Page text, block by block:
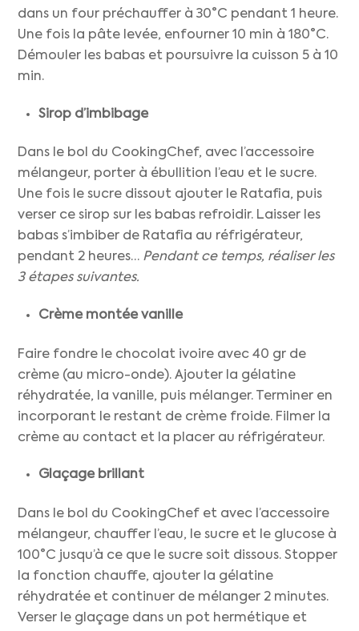
dans un four préchauffer à 30°C pendant 1 heure.
Une fois la pâte levée, enfourner 10 min à 180°C.
Démouler les babas et poursuivre la cuisson 5 à 10
min.
Sirop d’imbibage
Dans le bol du CookingChef, avec l’accessoire
mélangeur, porter à ébullition l’eau et le sucre.
Une fois le sucre dissout ajouter le Ratafia, puis
verser ce sirop sur les babas refroidir. Laisser les
babas s’imbiber de Ratafia au réfrigérateur,
pendant 2 heures… Pendant ce temps, réaliser les
3 étapes suivantes.
Crème montée vanille
Faire fondre le chocolat ivoire avec 40 gr de
crème (au micro-onde). Ajouter la gélatine
réhydratée, la vanille, puis mélanger. Terminer en
incorporant le restant de crème froide. Filmer la
crème au contact et la placer au réfrigérateur.
Glaçage brillant
Dans le bol du CookingChef et avec l’accessoire
mélangeur, chauffer l’eau, le sucre et le glucose à
100°C jusqu’à ce que le sucre soit dissous. Stopper
la fonction chauffe, ajouter la gélatine
réhydratée et continuer de mélanger 2 minutes.
Verser le glaçage dans un pot hermétique et